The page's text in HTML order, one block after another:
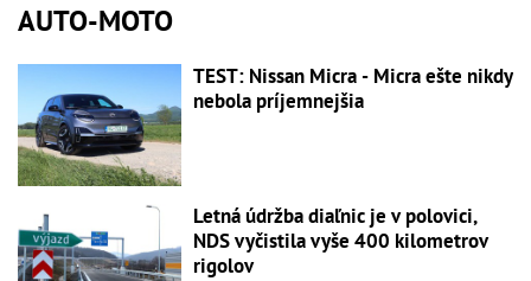
AUTO-MOTO
TEST: Nissan Micra - Micra ešte nikdy
nebola príjemnejšia
Letná údržba diaľnic je v polovici,
NDS vyčistila vyše 400 kilometrov
rigolov